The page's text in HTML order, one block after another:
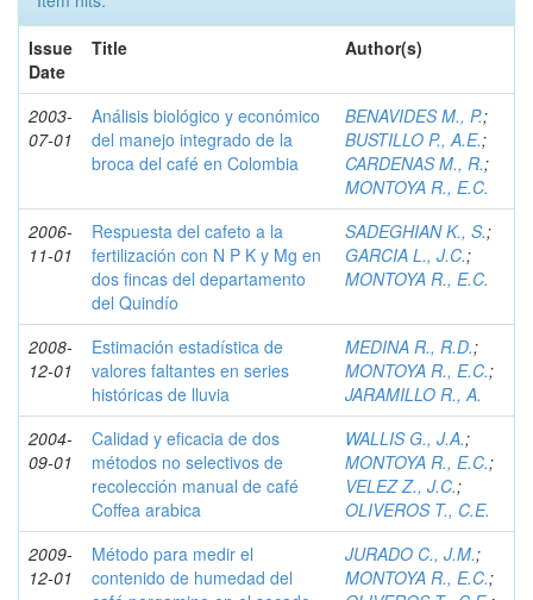
Issue
Date
Title Author(s)
2003-
07-01
Análisis biológico y económico
del manejo integrado de la
broca del café en Colombia
BENAVIDES M., P.;
BUSTILLO P., A.E.;
CARDENAS M., R.;
MONTOYA R., E.C.
2006-
11-01
Respuesta del cafeto a la
fertilización con N P K y Mg en
dos fincas del departamento
del Quindío
SADEGHIAN K., S.;
GARCIA L., J.C.;
MONTOYA R., E.C.
2008-
12-01
Estimación estadística de
valores faltantes en series
históricas de lluvia
MEDINA R., R.D.;
MONTOYA R., E.C.;
JARAMILLO R., A.
2004-
09-01
Calidad y eficacia de dos
métodos no selectivos de
recolección manual de café
Coffea arabica
WALLIS G., J.A.;
MONTOYA R., E.C.;
VELEZ Z., J.C.;
OLIVEROS T., C.E.
2009-
12-01
Método para medir el
contenido de humedad del
JURADO C., J.M.;
MONTOYA R., E.C.;